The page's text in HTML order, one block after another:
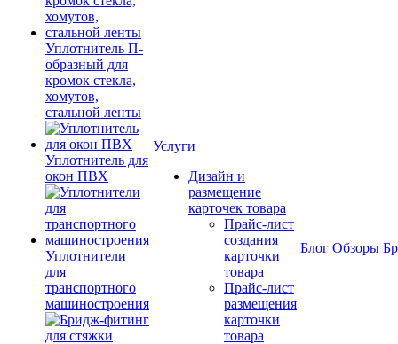
Уплотнитель П-
образный для
кромок стекла,
хомутов,
стальной ленты
Уплотнитель для
окон ПВХ
Уплотнители
для
транспортного
машиностроения
Услуги
Дизайн и
размещение
карточек товара
Прайс-лист
создания
карточки
товара
Прайс-лист
размещения
карточки
товара
Блог Обзоры